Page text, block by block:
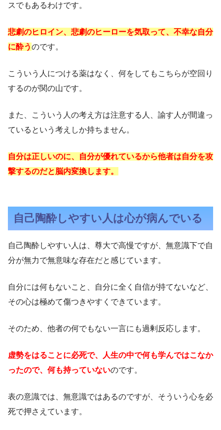
スでもあるわけです。
悲劇のヒロイン、悲劇のヒーローを気取って、不幸な自分
に酔うのです。
こういう人につける薬はなく、何をしてもこちらが空回り
するのが関の山です。
また、こういう人の考え方は注意する人、諭す人が間違っ
ているという考えしか持ちません。
自分は正しいのに、自分が優れているから他者は自分を攻
撃するのだと脳内変換します。
自己陶酔しやすい人は心が病んでいる
自己陶酔しやすい人は、尊大で高慢ですが、無意識下で自
分が無力で無意味な存在だと感じています。
自分には何もないこと、自分に全く自信が持てないなど、
その心は極めて傷つきやすくできています。
そのため、他者の何でもない一言にも過剰反応します。
虚勢をはることに必死で、人生の中で何も学んではこなか
ったので、何も持っていないのです。
表の意識では、無意識ではあるのですが、そういう心を必
死で押さえています。